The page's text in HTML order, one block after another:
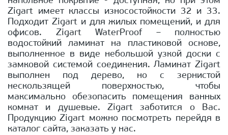
Zigart имеет классы износостойкости 32 и 33.
Подходит Zigart и для жилых помещений, и для
офисов. Zigart WaterProof – полностью
водостойкий ламинат на пластиковой основе,
выполненное в виде небольшой узкой доски с
замковой системой соединения. Ламинат Zigart
выполнен под дерево, но с зернистой
нескользящей поверхностью, чтобы
максимально обезопасить помещения ванных
комнат и душевые. Zigart заботится о Вас.
Продукцию Zigart можно посмотреть перейдя в
каталог сайта, заказать у нас.